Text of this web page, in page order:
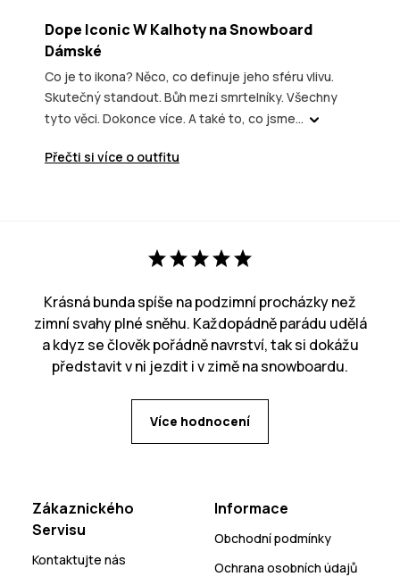
Dope Iconic W Kalhoty na Snowboard
Dámské
Co je to ikona? Něco, co definuje jeho sféru vlivu.
Skutečný standout. Bůh mezi smrtelníky. Všechny
tyto věci. Dokonce více. A také to, co jsme...
Přečti si více o outfitu
Krásná bunda spíše na podzimní procházky než
zimní svahy plné sněhu. Každopádně parádu udělá
a kdyz se člověk pořádně navrství, tak si dokážu
představit v ni jezdit i v zimě na snowboardu.
Více hodnocení
Zákaznického
Servisu
Kontaktujte nás
Informace
Obchodní podmínky
Ochrana osobních údajů